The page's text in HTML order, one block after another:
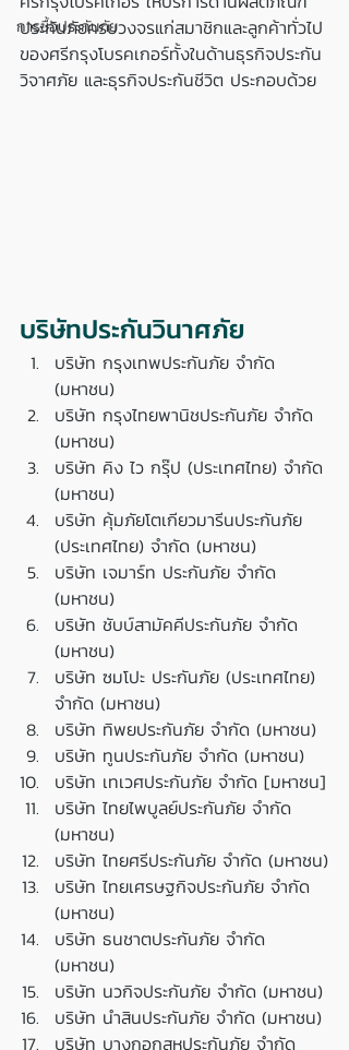
การซื้อประกันภัย
ประกันภัยครบวงจรแก่สมาชิกและลูกค้าทั่วไป
ของศรีกรุงโบรคเกอร์ทั้งในด้านธุรกิจประกัน
วิจาศภัย และธุรกิจประกันชีวิต ประกอบด้วย
บริษัทประกันวินาศภัย
บริษัท กรุงเทพประกันภัย จำกัด
(มหาชน)
บริษัท กรุงไทยพานิชประกันภัย จำกัด
(มหาชน)
บริษัท คิง ไว กรุ๊ป (ประเทศไทย) จำกัด
(มหาชน)
บริษัท คุ้มภัยโตเกียวมารีนประกันภัย
(ประเทศไทย) จำกัด (มหาชน)
บริษัท เจมาร์ท ประกันภัย จำกัด
(มหาชน)
บริษัท ชับบ์สามัคคีประกันภัย จำกัด
(มหาชน)
บริษัท ซมโปะ ประกันภัย (ประเทศไทย)
จำกัด (มหาชน)
บริษัท ทิพยประกันภัย จำกัด (มหาชน)
บริษัท ทูนประกันภัย จำกัด (มหาชน)
บริษัท เทเวศประกันภัย จำกัด [มหาชน]
บริษัท ไทยไพบูลย์ประกันภัย จำกัด
(มหาชน)
บริษัท ไทยศรีประกันภัย จำกัด (มหาชน)
บริษัท ไทยเศรษฐกิจประกันภัย จำกัด
(มหาชน)
บริษัท ธนชาตประกันภัย จำกัด
(มหาชน)
บริษัท นวกิจประกันภัย จำกัด (มหาชน)
บริษัท นำสินประกันภัย จำกัด (มหาชน)
บริษัท บางกอกสหประกันภัย จำกัด